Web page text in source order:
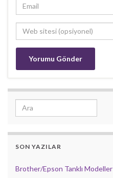
Search for:
SON YAZILAR
Brother/Epson Tanklı Modeller